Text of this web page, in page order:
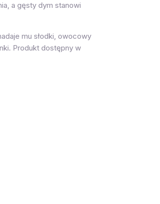
a gęsty dym stanowi
mu słodki, owocowy
Produkt dostępny w